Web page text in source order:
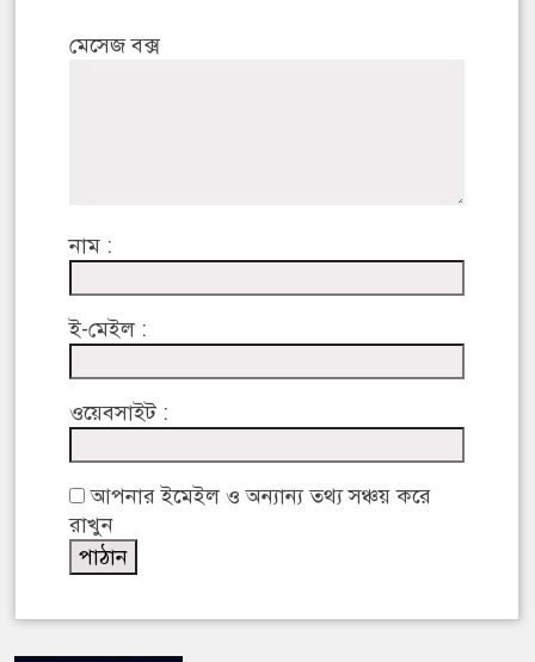
মেসেজ বক্স
নাম :
ই-মেইল :
ওয়েবসাইট :
আপনার ইমেইল ও অন্যান্য তথ্য সঞ্চয় করে
রাখুন